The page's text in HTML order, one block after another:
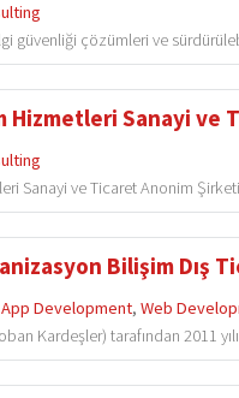
güvenliği çözümleri ve
Hizmetleri Sanayi ve
Sanayi ve Ticaret Anonim
Bilişim Dış
Development,Web
Kardeşler) tarafından 2011